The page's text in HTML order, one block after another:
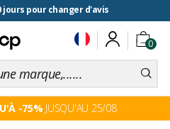
jours pour changer d'avis
0
-75% JUSQU'AU 25/08